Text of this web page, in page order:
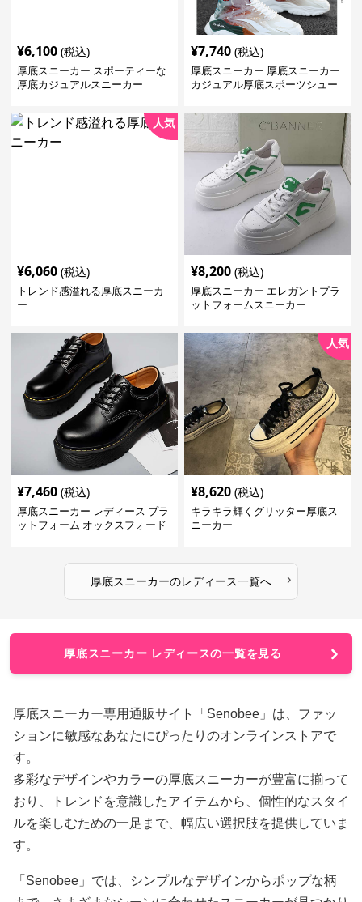
¥6,100 (税込)
厚底スニーカー スポーティーな
厚底カジュアルスニーカー
¥7,740 (税込)
厚底スニーカー 厚底スニーカー
カジュアル厚底スポーツシュー
人気
¥6,060 (税込)
トレンド感溢れる厚底スニーカ
ー
¥8,200 (税込)
厚底スニーカー エレガントプラ
ットフォームスニーカー
¥7,460 (税込)
厚底スニーカー レディース プラ
ットフォーム オックスフォード
人気
¥8,620 (税込)
キラキラ輝くグリッター厚底ス
ニーカー
厚底スニーカーのレディース一覧へ ›
厚底スニーカー レディースの一覧を見る
厚底スニーカー専用通販サイト「Senobee」は、ファッ
ションに敏感なあなたにぴったりのオンラインストアで
す。
多彩なデザインやカラーの厚底スニーカーが豊富に揃って
おり、トレンドを意識したアイテムから、個性的なスタイ
ルを楽しむための一足まで、幅広い選択肢を提供していま
す。
「Senobee」では、シンプルなデザインからポップな柄